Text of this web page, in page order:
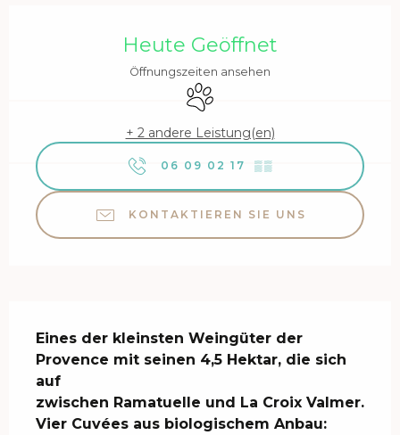
Heute Geöffnet
Öffnungszeiten ansehen
Tiere erlaubt
+ 2 andere Leistung(en)
06 09 02 17 ▒▒
KONTAKTIEREN SIE UNS
Eines der kleinsten Weingüter der
Provence mit seinen 4,5 Hektar, die sich
auf
zwischen Ramatuelle und La Croix Valmer.
Vier Cuvées aus biologischem Anbau: